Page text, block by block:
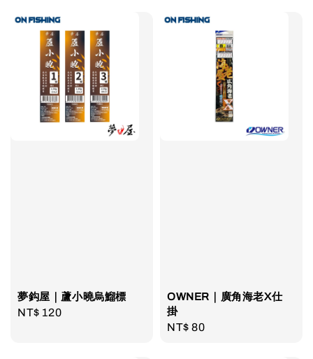
夢鈎屋｜蘆小曉烏鰡標
Regular
NT$ 120
OWNER｜廣角海老X仕
掛
Regular
NT$ 80